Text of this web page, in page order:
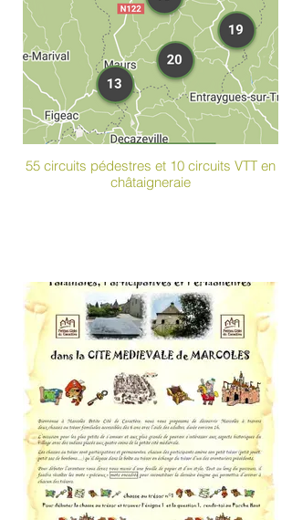
55 circuits pédestres et 10 circuits VTT en
châtaigneraie